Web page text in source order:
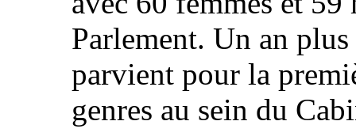
Parlement. Un an
parvient pour la
genres au sein du